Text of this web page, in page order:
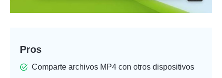
Pros
Comparte archivos MP4 con otros dispositivos